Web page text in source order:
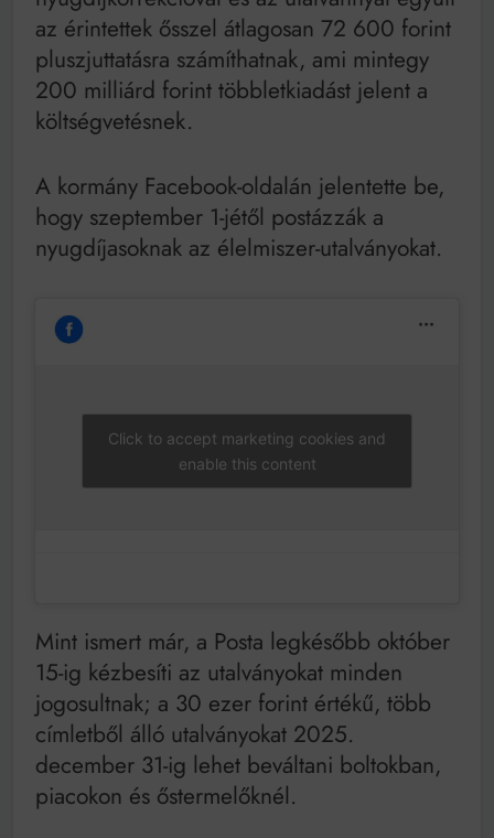
Bitumenes lapostetők: a bevált technológia akkor
működik, ha jól van felújítva
az érintettek ősszel átlagosan 72 600 forint
pluszjuttatásra számíthatnak, ami mintegy
200 milliárd forint többletkiadást jelent a
költségvetésnek.
A kormány Facebook-oldalán jelentette be,
hogy szeptember 1-jétől postázzák a
nyugdíjasoknak az élelmiszer-utalványokat.
Click to accept marketing cookies and
enable this content
Mint ismert már, a Posta legkésőbb október
15-ig kézbesíti az utalványokat minden
jogosultnak; a 30 ezer forint értékű, több
címletből álló utalványokat 2025.
december 31-ig lehet beváltani boltokban,
piacokon és őstermelőknél.